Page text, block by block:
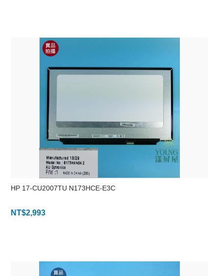
HP 17-CU2007TU N173HCE-E3C
NT$2,993